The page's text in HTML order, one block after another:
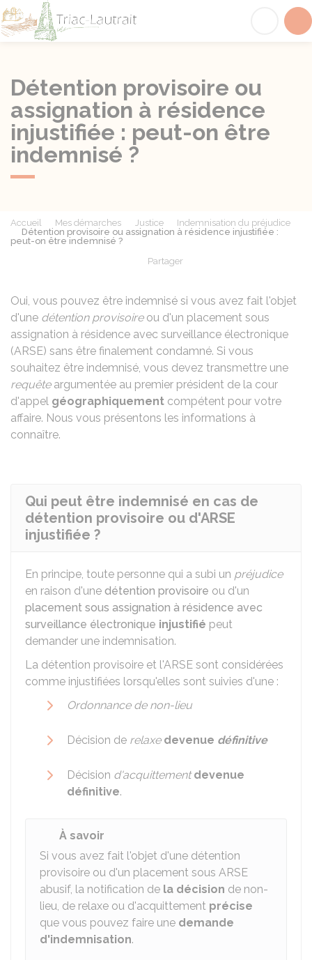
Détention provisoire ou
assignation à résidence
injustifiée : peut-on être
indemnisé ?
Accueil Mes démarches Justice
Indemnisation du préjudice
Détention provisoire ou assignation à résidence injustifiée :
peut-on être indemnisé ?
Partager
Oui, vous pouvez être indemnisé si vous avez fait l'objet
d'une détention provisoireou d'un placement sous
assignation à résidence avec surveillance électronique
(ARSE) sans être finalement condamné. Si vous
souhaitez être indemnisé, vous devez transmettre une
requêteargumentée au premier président de la cour
d'appel géographiquement compétent pour votre
affaire. Nous vous présentons les informations à
connaître.
Qui peut être indemnisé en cas de
détention provisoire ou d'ARSE
injustifiée ?
En principe, toute personne qui a subi un préjudice
en raison d'une détention provisoire ou d'un
placement sous assignation à résidence avec
surveillance électronique injustifié peut
demander une indemnisation.
La détention provisoire et l'ARSE sont considérées
comme injustifiées lorsqu'elles sont suivies d'une :
Ordonnance de non-lieu
Décision de relaxe devenue définitive
Décision d'acquittement devenue
définitive.
À savoir
Si vous avez fait l'objet d'une détention
provisoire ou d'un placement sous ARSE
abusif, la notification de la décision de non-
lieu, de relaxe ou d'acquittement précise
que vous pouvez faire une demande
d'indemnisation.